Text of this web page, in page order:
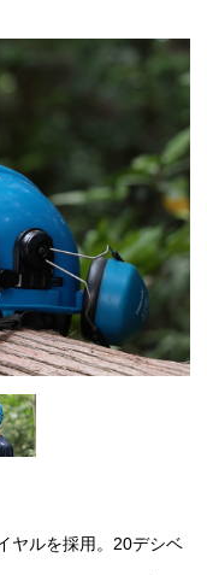
ヤルを採用。20デシベ